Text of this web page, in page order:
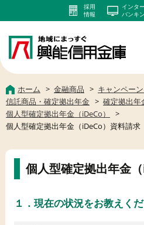
採用
情報
インタ
バンキ
ホーム 金融商品
キャンペー
信託商品・確定拠出年金
確定拠出年
個人型確定拠出年金（iDeCo）
個人型確定拠出年金（iDeCo）資料請求
個人型確定拠出年金
１．現在の状況をお教えくだ